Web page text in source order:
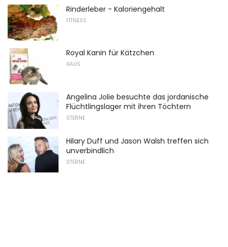
Rinderleber - Kaloriengehalt
FITNESS
Royal Kanin für Kätzchen
HAUS
Angelina Jolie besuchte das jordanische
Flüchtlingslager mit ihren Töchtern
STERNE
Hilary Duff und Jason Walsh treffen sich
unverbindlich
STERNE